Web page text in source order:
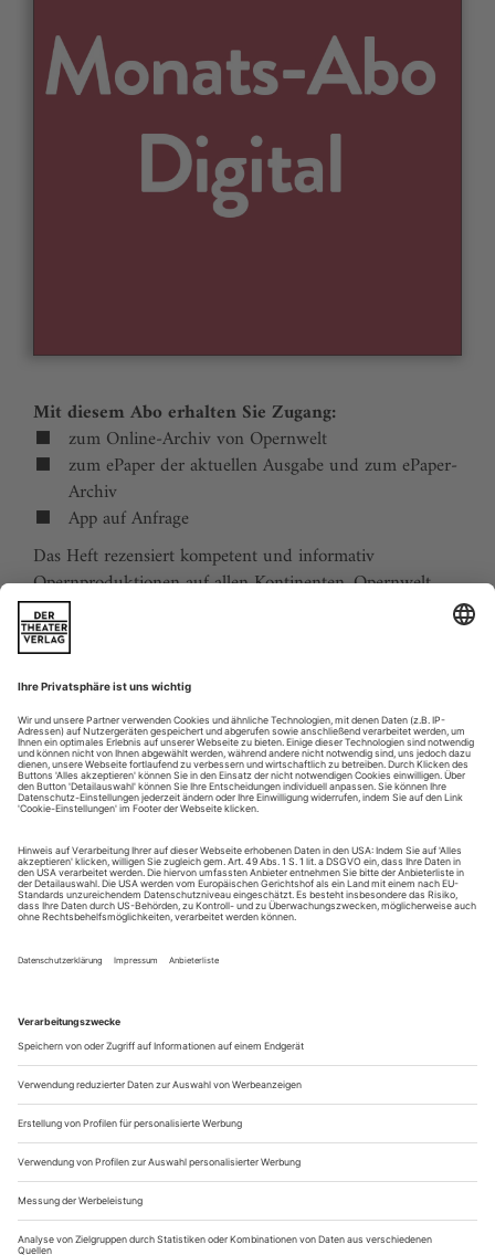
Mit diesem Abo erhalten Sie Zugang:
zum Online-Archiv von Opernwelt
zum ePaper der aktuellen Ausgabe und zum ePaper-
Archiv
App auf Anfrage
Das Heft rezensiert kompetent und informativ
Opernproduktionen auf allen Kontinenten. Opernwelt
zeigt die Welt hinter der Bühne, befragt die Macher und
verfolgt die Kulturpolitik. Große Themenblöcke
behandeln die Geschichte der Oper, bedeutende
Komponisten und die interessantesten Aspekte des
internationalen Musiklebens. Die Premierenvorschau
animiert zu Opernreisen in alle Welt.
Sie erhalten Zugang zum Online-Archiv von Opernwelt
und können sowohl das aktuelle ePaper als auch das
ePaper-Archiv über Ihren Account auf www.der-
theaterverlag.de einsehen. Zugang zur App auf Anfrage.
Das Abonnement hat eine Laufzeit von einem Monat und
verlängert sich jeweils um einen weiteren Monat, sofern
es nicht vom Kunden auf der Seite „Mein Konto/Meine
Bestellungen“ auf www.der-theaterverlag.de gekündigt
in Kraft.
Aus steuerlichen Gründen abweichende Preise für Käufe
außerhalb Deutschlands (Endpreis vor Auslösen der Bestellung
ersichtlich)
9,99 €